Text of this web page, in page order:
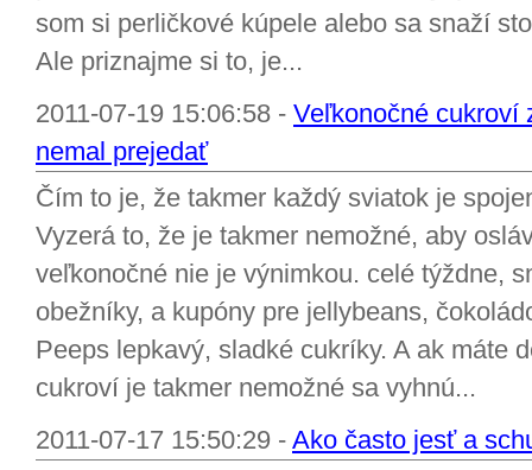
som si perličkové kúpele alebo sa snaží
Ale priznajme si to, je...
2011-07-19 15:06:58 - Veľkonočné cukroví
nemal prejedať
Čím to je, že takmer každý sviatok je
Vyzerá to, že je takmer nemožné, aby
veľkonočné nie je výnimkou. celé týždne,
obežníky, a kupóny pre jellybeans,
Peeps lepkavý, sladké cukríky. A ak máte
cukroví je takmer nemožné sa vyhnú...
2011-07-17 15:50:29 - Ako často jesť a